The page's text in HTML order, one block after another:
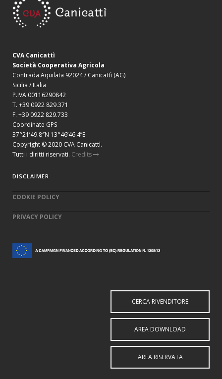
CVA Canicattì
Società Cooperativa Agricola
Contrada Aquilata 92024 / Canicattì (AG)
Sicilia / Italia
P.IVA 00116290842
T. +39 0922 829.371
F. +39 0922 829.733
Coordinate GPS
37°21’49.8″N 13°46’46.4”E
Copyright © 2020 CVA Canicattì.
Tutti i diritti riservati. Credits
DISCLAIMER
COOKIE POLICY
PRIVACY POLICY
CERCA RIVENDITORE
AREA DOWNLOAD
AREA RISERVATA